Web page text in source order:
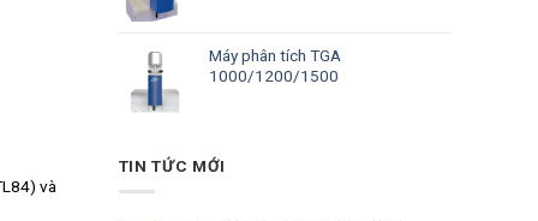
và
Máy phân tích TGA
1000/1200/1500
TIN TỨC MỚI